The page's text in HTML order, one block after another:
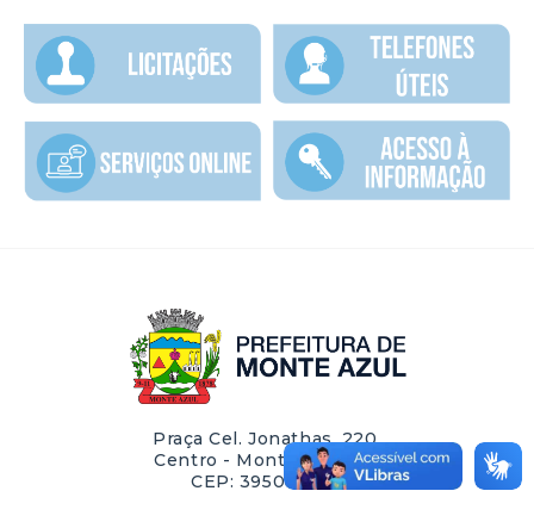
Praça Cel. Jonathas, 220,
Centro - Monte Azul/MG
CEP: 39500-000